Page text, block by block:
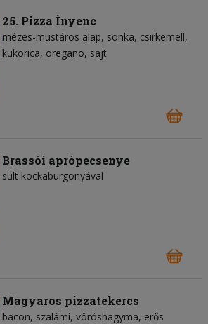
25. Pizza Ínyenc
mézes-mustáros alap sonka csirkemell
kukorica oregano sajt
Brassói aprópecsenye
sült kockaburgonyával
Magyaros pizzatekercs
bacon szalámi vöröshagyma erős